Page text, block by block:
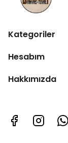
Kategoriler
Hesabım
Hakkımızda